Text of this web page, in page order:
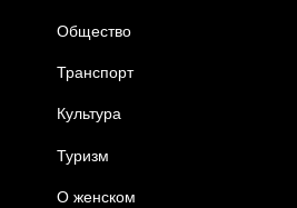
Общество
Транспорт
Культура
Туризм
О женском